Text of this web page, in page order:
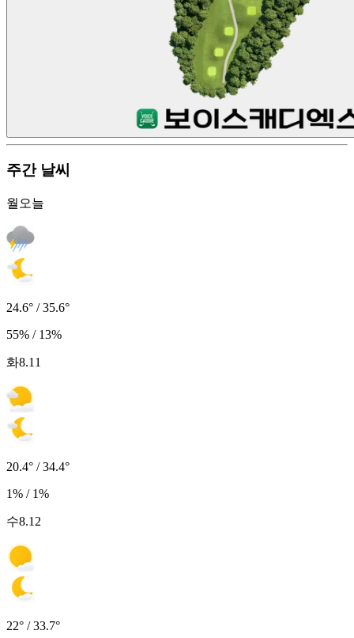
주간 날씨
월 오늘
24.6° / 35.6°
55% / 13%
화8.11
20.4° / 34.4°
1% / 1%
수8.12
22° / 33.7°